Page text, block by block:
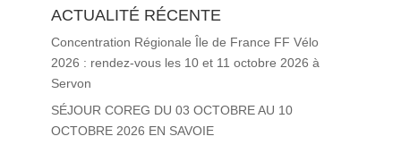
ACTUALITÉ RÉCENTE
Concentration Régionale Île de France FF Vélo
2026 : rendez-vous les 10 et 11 octobre 2026 à
Servon
SÉJOUR COREG DU 03 OCTOBRE AU 10
OCTOBRE 2026 EN SAVOIE